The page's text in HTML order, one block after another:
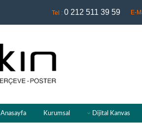
Tel : 0 212 511 39 59 E-
Anasayfa Kurumsal Dijital Kanvas